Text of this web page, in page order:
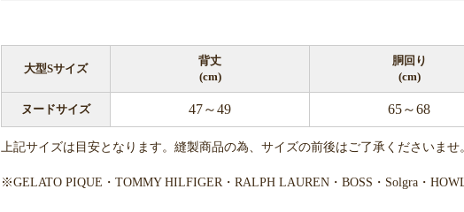
大型Sサイズ
背丈
(cm)
胴回り
(cm)
ヌードサイズ 47～49 65～68
上記サイズは目安となります。縫製商品の為、サイズの前後はご了承くださいませ。
※GELATO PIQUE・TOMMY HILFIGER・RALPH LAUREN・BOSS・Solgra・